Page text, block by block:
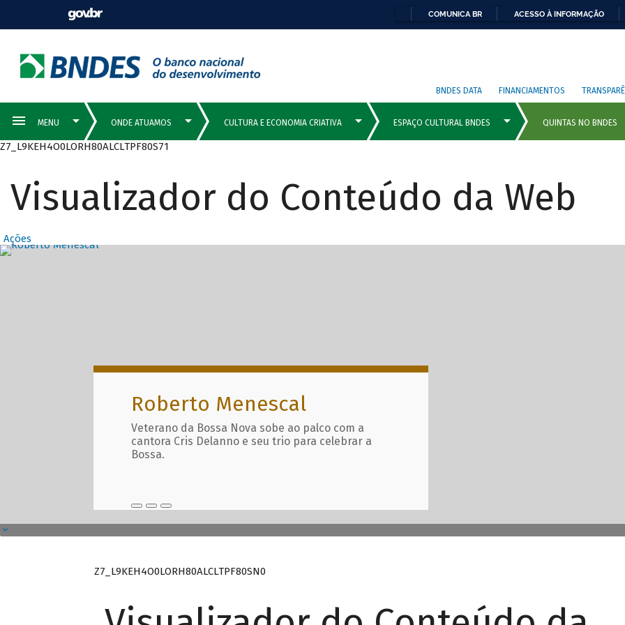
COMUNICA BR ACESSO À INFORMAÇÃO
BNDES DATA FINANCIAMENTOS
Z7_L9KEH4O0LORH80ALCLTPF80S71
Visualizador do Conteúdo da Web
Ações
Destaques Principais com
Roberto Menescal
Veterano da Bossa Nova sobe ao palco com a
cantora Cris Delanno e seu trio para celebrar a
Bossa.
Z7_L9KEH4O0LORH80ALCLTPF80SN0